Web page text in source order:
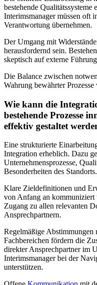
bestehende Qualitätssysteme
Interimsmanager müssen oft
Verantwortung übernehmen.
Der Umgang mit
herausfordernd sein.
skeptisch auf externe
Die Balance zwischen
Wahrung bewährter
Wie kann die
bestehende Prozesse
effektiv gestaltet
Eine strukturierte
Integration erheblich. Dazu
Unternehmensprozesse,
Besonderheiten des Standorts.
Klare Zieldefinitionen und
von Anfang an kommuniziert
Zugang zu allen relevanten
Ansprechpartnern.
Regelmäßige Abstimmungen
Fachbereichen fördern die
direkter Ansprechpartner im
Interimsmanager bei der
unterstützen.